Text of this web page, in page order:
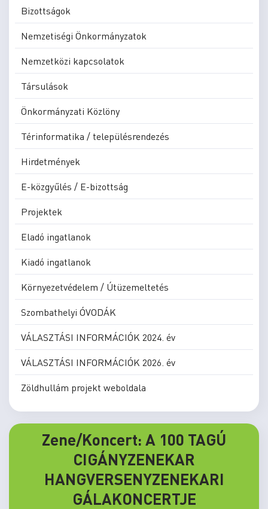
Bizottságok
Nemzetiségi Önkormányzatok
Nemzetközi kapcsolatok
Társulások
Önkormányzati Közlöny
Térinformatika / településrendezés
Hirdetmények
E-közgyűlés / E-bizottság
Projektek
Eladó ingatlanok
Kiadó ingatlanok
Környezetvédelem / Útüzemeltetés
Szombathelyi ÓVODÁK
VÁLASZTÁSI INFORMÁCIÓK 2024. év
VÁLASZTÁSI INFORMÁCIÓK 2026. év
Zöldhullám projekt weboldala
Zene/Koncert: A 100 TAGÚ
CIGÁNYZENEKAR
HANGVERSENYZENEKARI
GÁLAKONCERTJE